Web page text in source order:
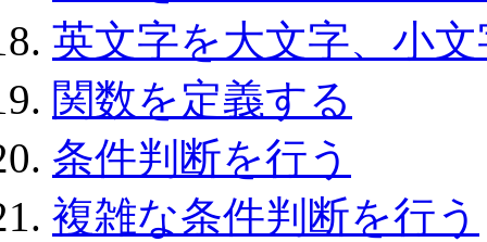
英文字を大文字、小
関数を定義する
条件判断を行う
複雑な条件判断を行う